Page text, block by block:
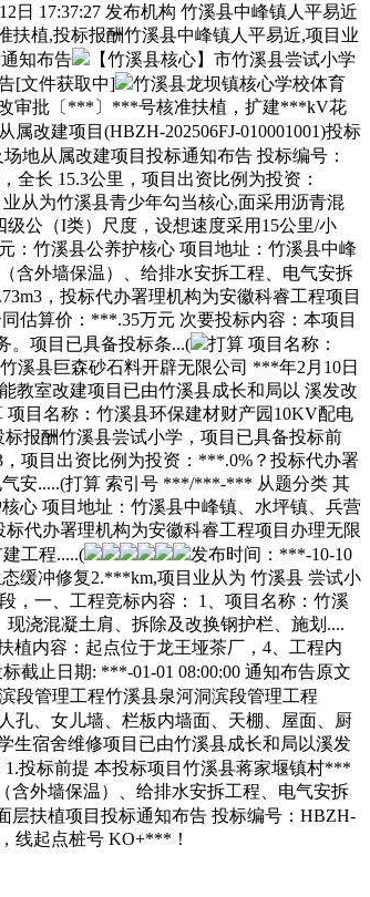
17:37:27 发布机构 竹溪县中峰镇人平易近
植,投标报酬竹溪县中峰镇人平易近,项目业
知布告
【竹溪县核心】市竹溪县尝试小学
[文件获取中]
竹溪县龙坝镇核心学校体育
审批〔***〕***号核准扶植，扩建***kV花
改建项目(HBZH-202506FJ-010001001)投标
地从属改建项目投标通知布告 投标编号：
长 15.3公里，项目出资比例为投资：
从为竹溪县青少年勾当核心,面采用沥青混
公（I类）尺度，设想速度采用15公里/小
竹溪县公养护核心 项目地址：竹溪县中峰
含外墙保温）、给排水安拆工程、电气安拆
，投标代办署理机构为安徽科睿工程项目
估算价：***.35万元 次要投标内容：本项目
。项目已具备投标条...(
打算 项目名称：
溪县巨森砂石料开辟无限公司 ***年2月10日
教室改建项目已由竹溪县成长和局以 溪发改
目名称：竹溪县环保建材财产园10KV配电
报酬竹溪县尝试小学，项目已具备投标前
项目出资比例为投资：***.0%？投标代办署
安.....(打算 索引号 ***/***-*** 从题分类 其
心 项目地址：竹溪县中峰镇、水坪镇、兵营
代办署理机构为安徽科睿工程项目办理无限
工程.....(
发布时间：***-10-10
缓冲修复2.***km,项目业从为 竹溪县 尝试小
，一、工程竞标内容： 1、项目名称：竹溪
浇混凝土肩、拆除及改换钢护栏、施划....
植内容：起点位于龙王垭茶厂，4、工程内
截止日期: ***-01-01 08:00:00 通知布告原文
段管理工程竹溪县泉河洞滨段管理工程
孔、女儿墙、栏板内墙面、天棚、屋面、厨
生宿舍维修项目已由竹溪县成长和局以溪发
投标前提 本投标项目竹溪县蒋家堰镇村***
外墙保温）、给排水安拆工程、电气安拆
层扶植项目投标通知布告 投标编号：HBZH-
线起点桩号 KO+***！